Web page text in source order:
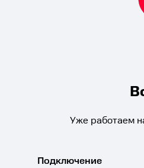
Уже работаем
Подключение